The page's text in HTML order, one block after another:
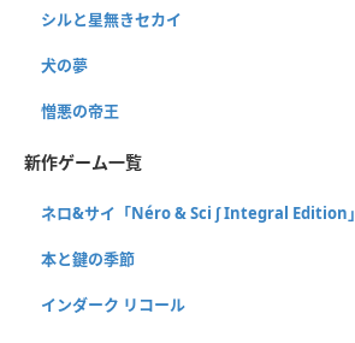
シルと星無きセカイ
犬の夢
憎悪の帝王
新作ゲーム一覧
ネロ&サイ「Néro & Sci ∫ Integral Edition」
本と鍵の季節
インダーク リコール